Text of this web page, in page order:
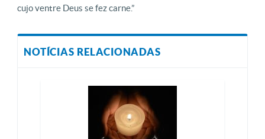
cujo ventre Deus se fez carne.”
NOTÍCIAS RELACIONADAS